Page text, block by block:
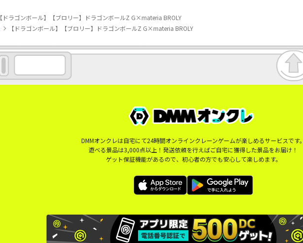
【ドラゴンボール】【ブロリー】ドラゴンボールZ G×materia BROLY
【ドラゴンボール】【ブロリー】ドラゴンボールZ G×materia BROLY
DMMオンクレは自宅にて24時間オンラインクレーンゲームが楽しめるサービスです
遊べる景品は3,000点以上！発送依頼を行えばご自宅に獲得した景品をお届け！
ゲット保証機能があるので、初心者の方でも安心して楽しめます。